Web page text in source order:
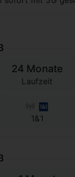
24 Monate
Laufzeit
1&1